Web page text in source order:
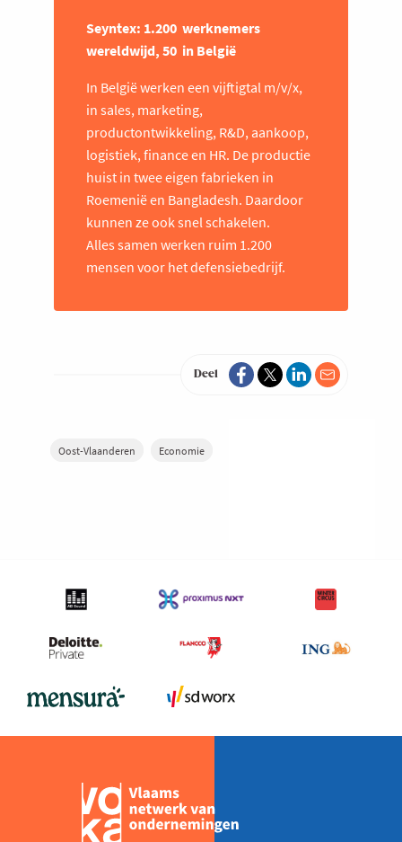
Seyntex: 1.200 werknemers
wereldwijd, 50 in België
In België werken een vijftigtal m/v/x,
in sales, marketing,
productontwikkeling, R&D, aankoop,
logistiek, finance en HR. De productie
huist in twee eigen fabrieken in
Roemenië en Bangladesh. Daardoor
kunnen ze ook snel schakelen.
Alles samen werken ruim 1.200
mensen voor het defensiebedrijf.
Deel
Oost-Vlaanderen Economie